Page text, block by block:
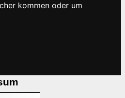
kommen oder um